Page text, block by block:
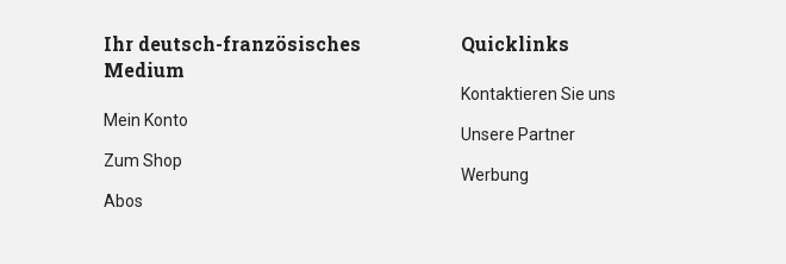
Ihr deutsch-französisches
Medium
Mein Konto
Zum Shop
Abos
Quicklinks
Kontaktieren Sie uns
Unsere Partner
Werbung